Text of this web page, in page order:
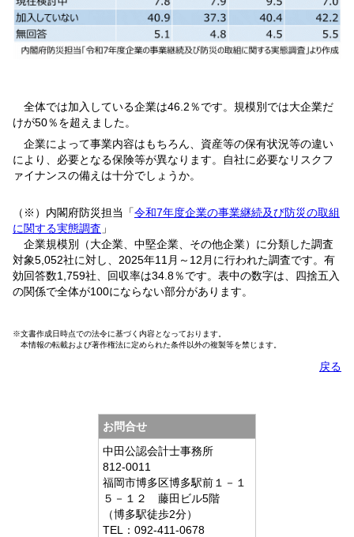
全体では加入している企業は46.2％です。規模別では大企業だ
けが50％を超えました。
企業によって事業内容はもちろん、資産等の保有状況等の違い
により、必要となる保険等が異なります。自社に必要なリスクフ
ァイナンスの備えは十分でしょうか。
（※）内閣府防災担当「令和7年度企業の事業継続及び防災の取組
に関する実態調査 」
企業規模別（大企業、中堅企業、その他企業）に分類した調査
対象5,052社に対し、2025年11月～12月に行われた調査です。有
効回答数1,759社、回収率は34.8％です。表中の数字は、四捨五入
の関係で全体が100にならない部分があります。
※文書作成日時点での法令に基づく内容となっております。
本情報の転載および著作権法に定められた条件以外の複製等を禁じます。
戻る
お問合せ
中田公認会計士事務所
812-0011
福岡市博多区博多駅前１－１
５－１２ 藤田ビル5階
（博多駅徒歩2分）
TEL：092-411-0678